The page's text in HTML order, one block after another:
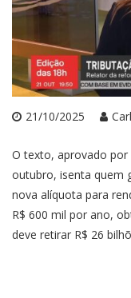
21/10/2025
O texto, aprovado por
outubro, isenta quem
nova alíquota para
R$ 600 mil por ano,
deve retirar R$ 26